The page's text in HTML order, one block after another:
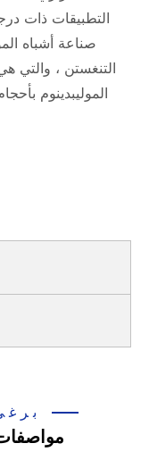
التطبيقات ذات
صناعة أشباه
التنغستن ، والتي
الموليبدينوم